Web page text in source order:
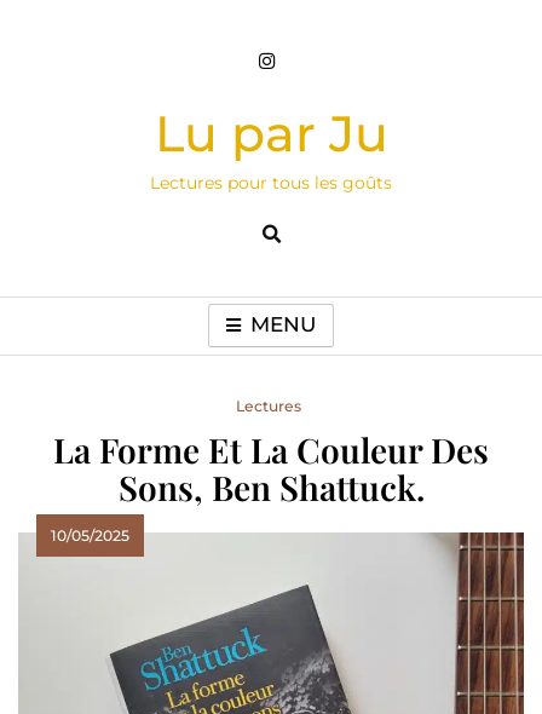
Lu par Ju
Lectures pour tous les goûts
MENU
Lectures
La Forme Et La Couleur Des
Sons, Ben Shattuck.
10/05/2025